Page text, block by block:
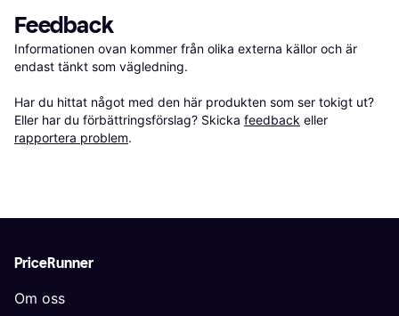
Feedback
Informationen ovan kommer från olika externa källor och är
endast tänkt som vägledning.
Har du hittat något med den här produkten som ser tokigt ut?
Eller har du förbättringsförslag? Skicka feedback eller
rapportera problem.
PriceRunner
Om oss